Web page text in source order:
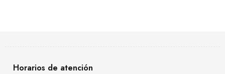
Horarios de atención